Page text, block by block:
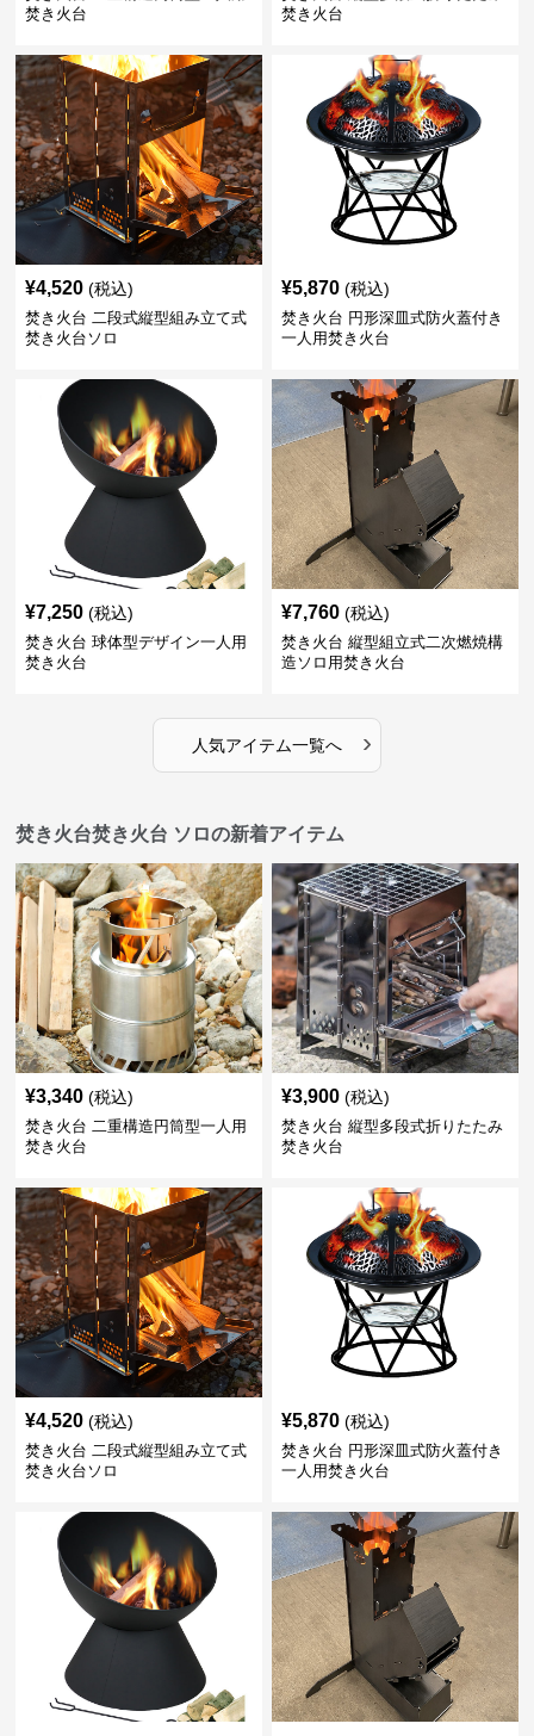
焚き火台
焚き火台
¥4,520 (税込)
焚き火台 二段式縦型組み立て式
焚き火台ソロ
¥5,870 (税込)
焚き火台 円形深皿式防火蓋付き
一人用焚き火台
¥7,250 (税込)
焚き火台 球体型デザイン一人用
焚き火台
¥7,760 (税込)
焚き火台 縦型組立式二次燃焼構
造ソロ用焚き火台
人気アイテム一覧へ ›
焚き火台焚き火台 ソロの新着アイテム
¥3,340 (税込)
焚き火台 二重構造円筒型一人用
焚き火台
¥3,900 (税込)
焚き火台 縦型多段式折りたたみ
焚き火台
¥4,520 (税込)
焚き火台 二段式縦型組み立て式
焚き火台ソロ
¥5,870 (税込)
焚き火台 円形深皿式防火蓋付き
一人用焚き火台